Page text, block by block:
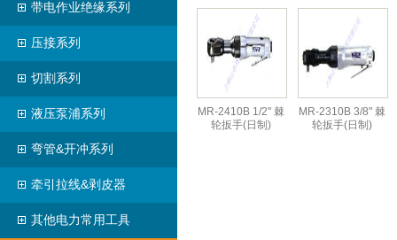
带电作业绝缘系列
压接系列
切割系列
液压泵浦系列
弯管&开冲系列
牵引拉线&剥皮器
其他电力常用工具
MR-2410B 1/2" 棘
轮扳手(日制)
MR-2310B 3/8" 棘
轮扳手(日制)